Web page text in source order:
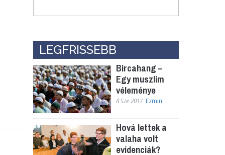
LEGFRISSEBB
Bircahang –
Egy muszlim
véleménye
8 Sze 2017 Ezmin
Hová lettek a
valaha volt
evidenciák?